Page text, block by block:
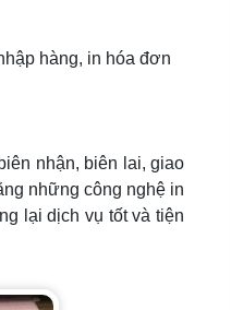
hàng, in hóa đơn
nhận, biên lai, giao
những công nghệ in
lại dịch vụ tốt và tiện